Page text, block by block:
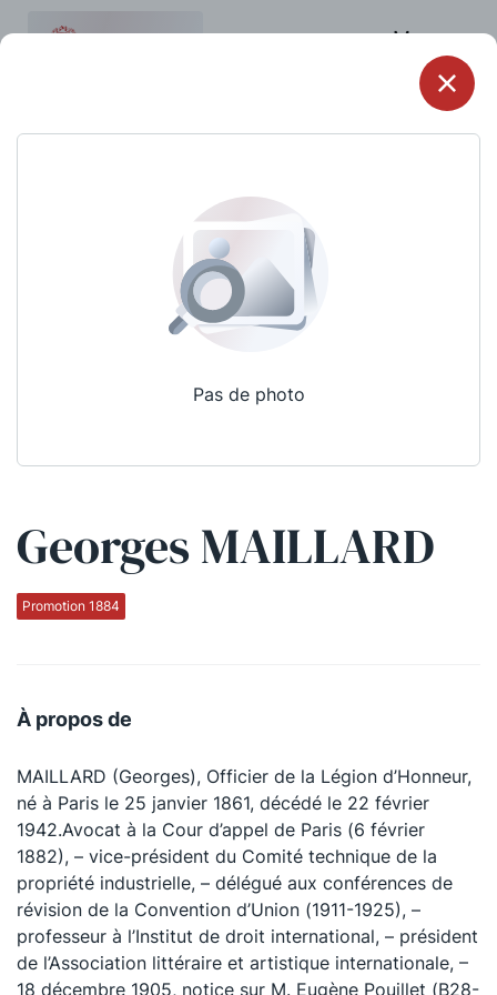
Menu
Pas de photo
Georges MAILLARD
Promotion 1884
À propos de
MAILLARD (Georges), Officier de la Légion d’Honneur,
né à Paris le 25 janvier 1861, décédé le 22 février
1942.Avocat à la Cour d’appel de Paris (6 février
1882), – vice-président du Comité technique de la
propriété industrielle, – délégué aux conférences de
révision de la Convention d’Union (1911-1925), –
professeur à l’Institut de droit international, – président
de l’Association littéraire et artistique internationale, –
18 décembre 1905, notice sur M. Eugène Pouillet (B28-
Qui sommes-nous ?
La Conférence
La Conférence
Le Concours de la Conférence
La Conférence Berryer
La Petite Conférence